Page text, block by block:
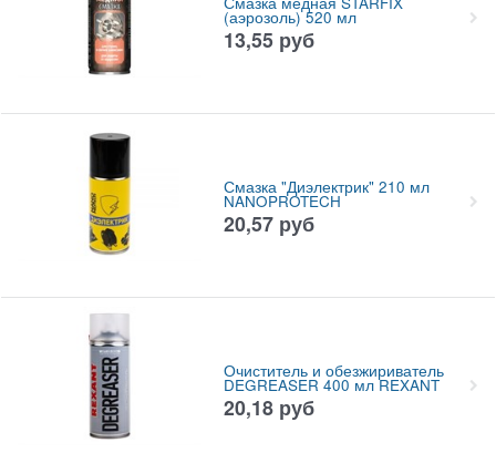
(аэрозоль) 520 мл
13,55 руб
Смазка "Диэлектрик" 210 мл
NANOPROTECH
20,57 руб
Очиститель и обезжириватель
DEGREASER 400 мл REXANT
20,18 руб